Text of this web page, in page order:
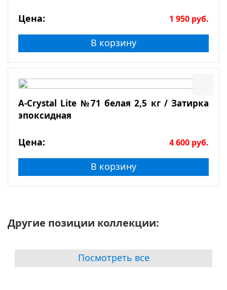
Цена: 1 950 руб.
В корзину
A-Crystal Lite №71 белая 2,5 кг / Затирка
эпоксидная
Цена: 4 600 руб.
В корзину
Другие позиции коллекции:
Посмотреть все